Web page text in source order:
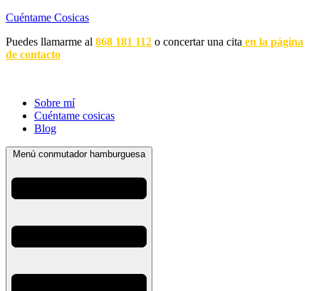
Cuéntame Cosicas
Puedes llamarme al 868 181 112 o concertar una cita en la página
de contacto
Sobre mí
Cuéntame cosicas
Blog
Menú conmutador hamburguesa